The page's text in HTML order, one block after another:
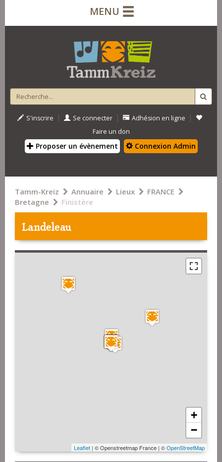
MENU
S'inscrire | Se connecter | Adhésion en ligne |
Faire un don
Proposer un évènement Connexion Admin
Tamm-Kreiz Annuaire Lieux
FRANCE
Bretagne
Finistère
Landeleau
+
−
Leaflet | © Openstreetmap France | ©OpenStreetMap